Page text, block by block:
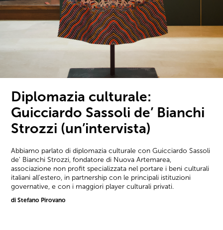
Diplomazia culturale:
Guicciardo Sassoli de’ Bianchi
Strozzi (un’intervista)
Abbiamo parlato di diplomazia culturale con Guicciardo Sassoli
de' Bianchi Strozzi, fondatore di Nuova Artemarea,
associazione non profit specializzata nel portare i beni culturali
italiani all'estero, in partnership con le principali istituzioni
governative, e con i maggiori player culturali privati.
di Stefano Pirovano